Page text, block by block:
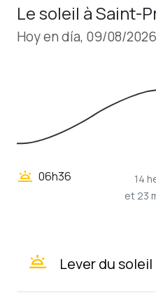
Le soleil à Saint-
Hoy en día, 09/08/2026
wb_twilight 06h36
14
et 23
wb_twilight Lever du soleil